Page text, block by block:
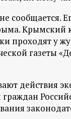
сообщается.
Крымский
проходят у
газеты
действия